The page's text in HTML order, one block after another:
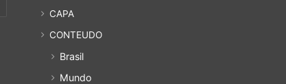
CAPA
CONTEUDO
Brasil
Mundo